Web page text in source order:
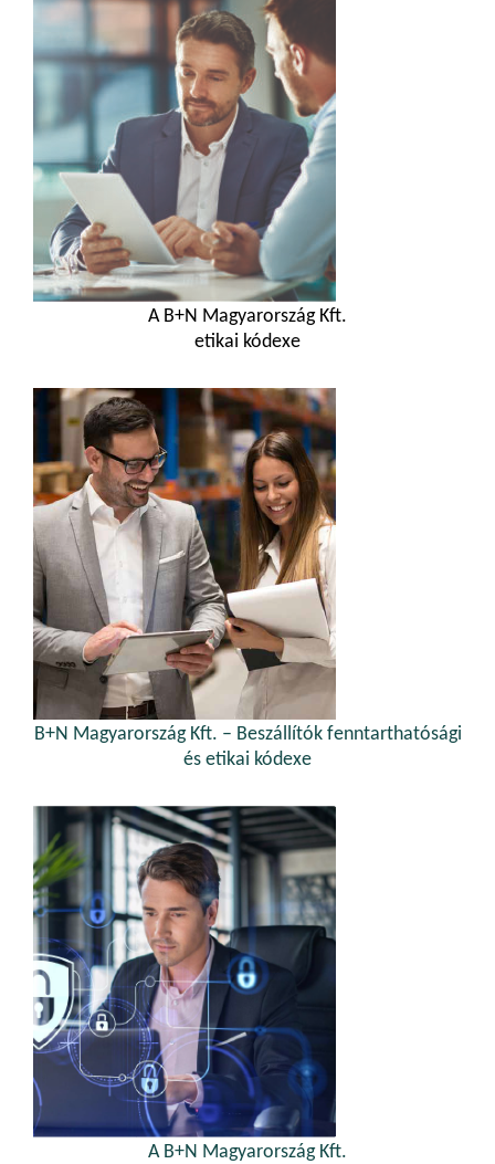
A B+N Magyarország Kft.
etikai kódexe
B+N Magyarország Kft. – Beszállítók fenntarthatósági
és etikai kódexe
A B+N Magyarország Kft.